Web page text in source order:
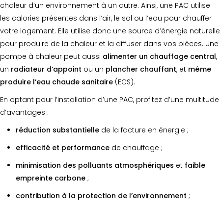
chaleur d’un environnement à un autre. Ainsi, une PAC utilise
les calories présentes dans l’air, le sol ou l’eau pour chauffer
votre logement. Elle utilise donc une source d’énergie naturelle
pour produire de la chaleur et la diffuser dans vos pièces. Une
pompe à chaleur peut aussi alimenter un chauffage central,
un radiateur d’appoint ou un plancher chauffant, et même
produire l’eau chaude sanitaire (ECS).
En optant pour l’installation d’une PAC, profitez d’une multitude
d’avantages :
réduction substantielle de la facture en énergie ;
efficacité et performance de chauffage ;
minimisation des polluants atmosphériques et faible
empreinte carbone ;
contribution à la protection de l’environnement ;